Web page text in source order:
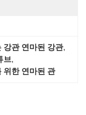
강관 연마된 강관,
브,
위한 연마된 관